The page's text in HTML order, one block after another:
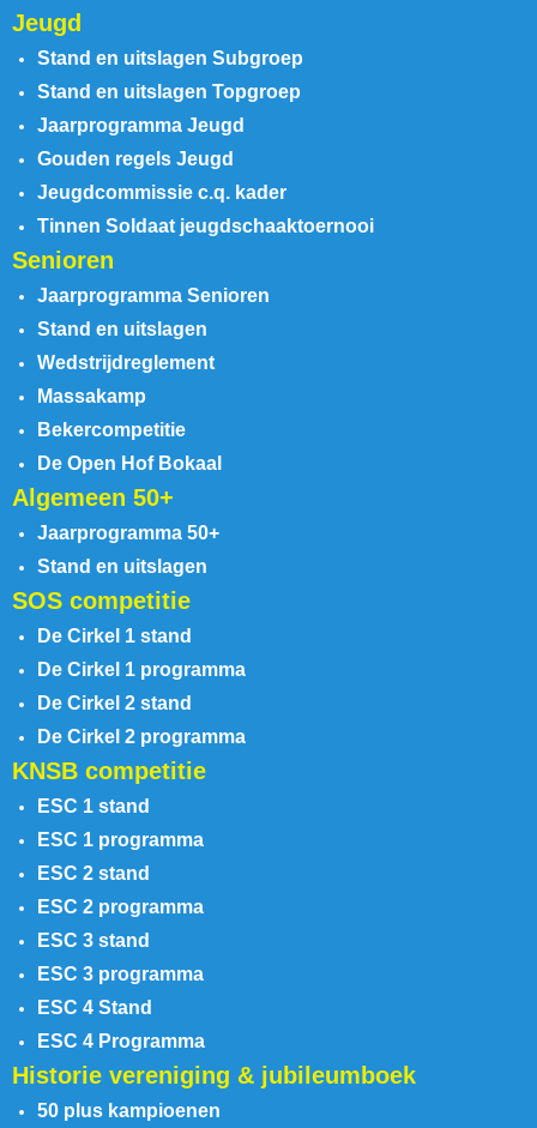
Jeugd
Stand en uitslagen Subgroep
Stand en uitslagen Topgroep
Jaarprogramma Jeugd
Gouden regels Jeugd
Jeugdcommissie c.q. kader
Tinnen Soldaat jeugdschaaktoernooi
Senioren
Jaarprogramma Senioren
Stand en uitslagen
Wedstrijdreglement
Massakamp
Bekercompetitie
De Open Hof Bokaal
Algemeen 50+
Jaarprogramma 50+
Stand en uitslagen
SOS competitie
De Cirkel 1 stand
De Cirkel 1 programma
De Cirkel 2 stand
De Cirkel 2 programma
KNSB competitie
ESC 1 stand
ESC 1 programma
ESC 2 stand
ESC 2 programma
ESC 3 stand
ESC 3 programma
ESC 4 Stand
ESC 4 Programma
Historie vereniging & jubileumboek
50 plus kampioenen